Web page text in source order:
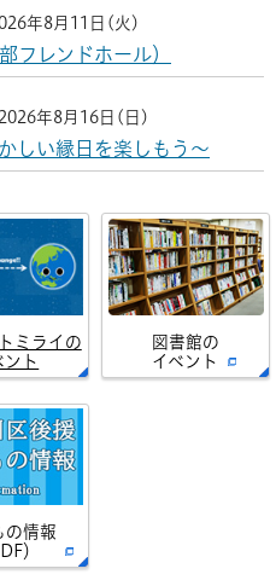
年8月11日(火)
フレンドホール）
年8月16日(日)
しい縁日を楽しもう～
ミライの
ント
図書館の
イベント
の情報
）